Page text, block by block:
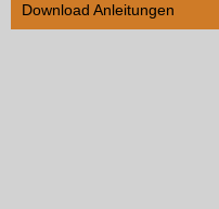
Download Anleitungen